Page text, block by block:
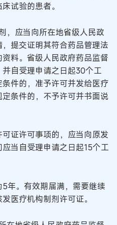
试验的患者。
，应当向所在地省级人民政
提交证明其符合药品管理法
料。省级人民政府药品监督
自受理申请之日起30个工
件的，准予许可并发给医疗
条件的，不予许可并书面说
证许可事项的，应当向原发
当自受理申请之日起15个工
年。有效期届满，需要继续
医疗机构制剂许可证。